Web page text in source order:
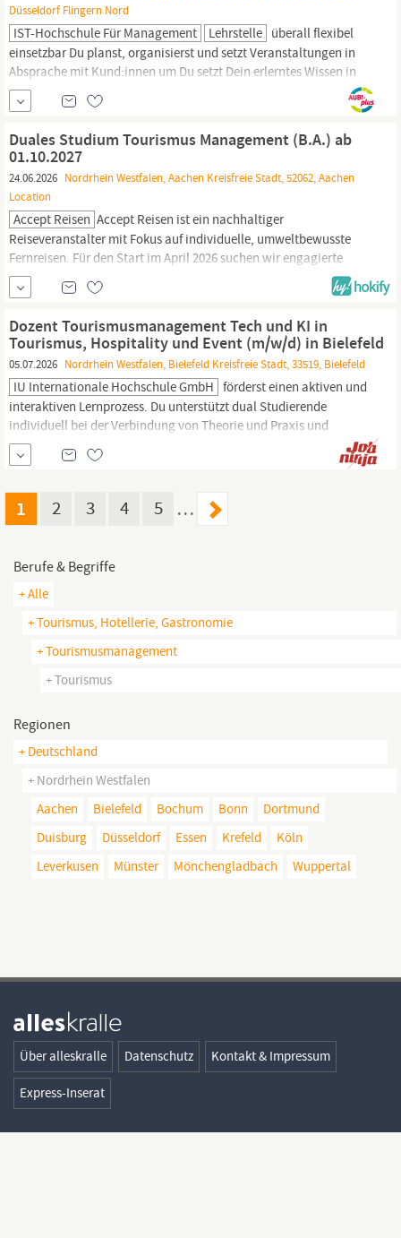
Düsseldorf Flingern Nord
IST-Hochschule Für Management Lehrstelle überall flexibel
einsetzbar Du planst, organisierst und setzt Veranstaltungen in
Absprache mit Kund:innen um Du setzt Dein erlerntes Wissen in
den Bereichen Tourismusmarketing
Destinationsmanagement ein Dein Profil Du hast Interesse am
für...
Duales Studium Tourismus Management (B.A.) ab
01.10.2027
24.06.2026 Nordrhein Westfalen, Aachen Kreisfreie Stadt, 52062, Aachen
Location
Accept Reisen Accept Reisen ist ein nachhaltiger
Reiseveranstalter mit Fokus auf individuelle, umweltbewusste
Fernreisen. Für den Start im April 2026 suchen wir engagierte
Nachwuchstalente, die Praxis und Studium optimal kombinieren
möchten. Du absolvierst damit ein 7-semestriges duales Studium,
ermöglicht –
Dozent Tourismusmanagement Tech und KI in
Tourismus, Hospitality und Event (m/w/d) in Bielefeld
05.07.2026 Nordrhein Westfalen, Bielefeld Kreisfreie Stadt, 33519, Bielefeld
IU Internationale Hochschule GmbH förderst einen aktiven und
interaktiven Lernprozess. Du unterstützt dual Studierende
individuell bei der Verbindung von Theorie und Praxis und
förderst so ihre persönliche und berufliche Entwicklung. Das
bringst Du mit Du hast ein abgeschlossenes Hochschulstudium im
Business oder in einer...
1 2 3 4 5 …
Berufe & Begriffe
+ Alle
+ Tourismus, Hotellerie, Gastronomie
+ Tourismusmanagement
+ Tourismus
Regionen
+ Deutschland
+ Nordrhein Westfalen
Aachen
Bielefeld Bochum Bonn
Dortmund
Duisburg
Düsseldorf Essen Krefeld
Köln
Leverkusen
Münster Mönchengladbach Wuppertal
Über alleskralle Datenschutz Kontakt & Impressum
Express-Inserat